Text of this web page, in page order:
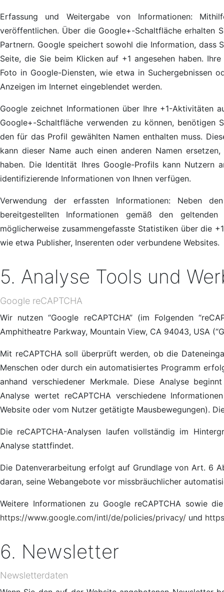
Erfassung und Weitergabe von Informationen:
veröffentlichen. Über die Google+-Schaltfläche erhalten
Partnern. Google speichert sowohl die Information, dass
Seite, die Sie beim Klicken auf +1 angesehen haben.
Foto in Google-Diensten, wie etwa in Suchergebnissen
Anzeigen im Internet eingeblendet werden.
Google zeichnet Informationen über Ihre +1-Aktivitäten
Google+-Schaltfläche verwenden zu können,
den für das Profil gewählten Namen enthalten muss.
kann dieser Name auch einen anderen Namen
haben. Die Identität Ihres Google-Profils kann Nutzern
identifizierende Informationen von Ihnen verfügen.
Verwendung der erfassten Informationen: Neben
bereitgestellten Informationen gemäß den geltenden
möglicherweise zusammengefasste Statistiken über die
wie etwa Publisher, Inserenten oder verbundene Websites.
5. Analyse Tools und
Google reCAPTCHA
Wir nutzen “Google reCAPTCHA” (im Folgenden
Amphitheatre Parkway, Mountain View, CA 94043, USA
Mit reCAPTCHA soll überprüft werden, ob die
Menschen oder durch ein automatisiertes Programm
anhand verschiedener Merkmale. Diese Analyse
Analyse wertet reCAPTCHA verschiedene
Website oder vom Nutzer getätigte Mausbewegungen).
Die reCAPTCHA-Analysen laufen vollständig im
Analyse stattfindet.
Die Datenverarbeitung erfolgt auf Grundlage von Art. 6
daran, seine Webangebote vor missbräuchlicher
Weitere Informationen zu Google reCAPTCHA sowie
https://www.google.com/intl/de/policies/privacy/ und
6. Newsletter
Newsletterdaten